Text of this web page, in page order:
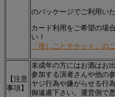
のパッケージでご利用い
カード利用をご希望の場
い！
「推しごとチケット」の
【注意
事項】
未成年の方にはお酒はお
参加する演者さんや他の
ヤジ行為や嫌がらせる行
御遠慮下さい。運営側で